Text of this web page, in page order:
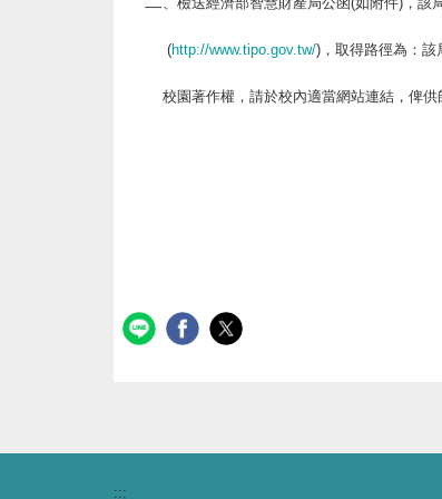
(http://www.tipo.gov.tw/)，取得路徑為：
校園著作權 ，請於校內適當網站連結，俾供
:::